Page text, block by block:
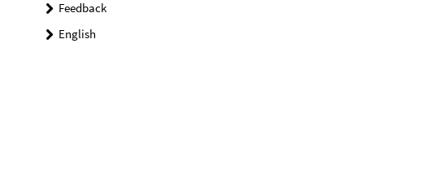
Feedback
English